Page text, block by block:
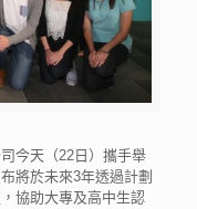
今天（22日）攜手舉
將於未來3年透過計劃
協助大專及高中生認